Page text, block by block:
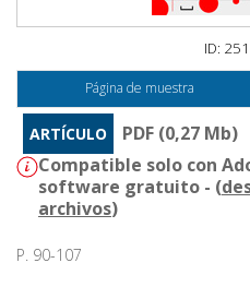
ID:
Página de muestra
ARTÍCULO
PDF (0,27 Mb)
Compatible solo con
software gratuito - (
archivos)
P. 90-107